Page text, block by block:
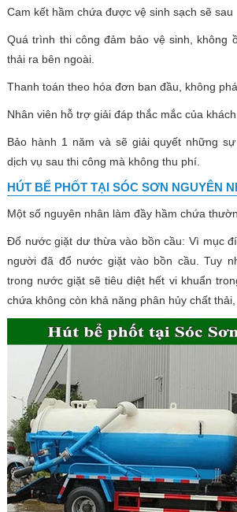
Cam kết hầm chứa được vệ sinh sạch sẽ sau
Quá trình thi công đảm bảo vệ sinh, không
thải ra bên ngoài.
Thanh toán theo hóa đơn ban đầu, không
Nhân viên hỗ trợ giải đáp thắc mắc của
Bảo hành 1 năm và sẽ giải quyết những
dịch vụ sau thi công mà không thu phí.
HÚT BỂ PHỐT TẠI SÓC SƠN NGUYÊN
Một số nguyên nhân làm đầy hầm chứa
Đổ nước giặt dư thừa vào bồn cầu: Vì mục
người đã đổ nước giặt vào bồn cầu. Tuy
trong nước giặt sẽ tiêu diệt hết vi khuẩn
chứa không còn khả năng phân hủy chất thải,